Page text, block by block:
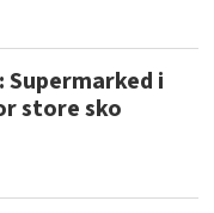
i
store sko